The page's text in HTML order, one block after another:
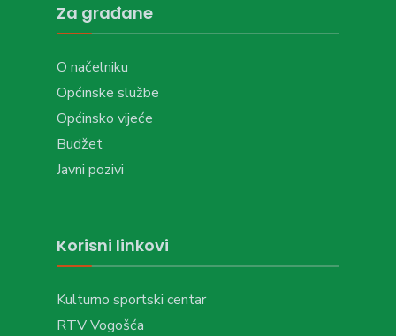
Za građane
O načelniku
Općinske službe
Općinsko vijeće
Budžet
Javni pozivi
Korisni linkovi
Kulturno sportski centar
RTV Vogošća